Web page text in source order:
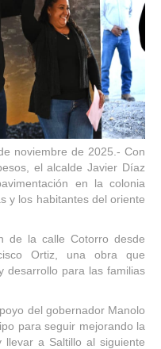
noviembre de 2025.- Con
el alcalde Javier Díaz
en la colonia
y los habitantes del oriente
de la calle Cotorro desde
Ortiz, una obra que
desarrollo para las familias
del gobernador Manolo
para seguir mejorando la
a Saltillo al siguiente